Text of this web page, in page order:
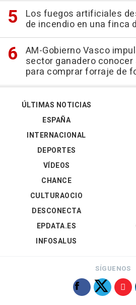
Los fuegos artificiales
de incendio en una finca
AM-Gobierno Vasco
sector ganadero
para comprar forraje de
ÚLTIMAS NOTICIAS
ESPAÑA
INTERNACIONAL
DEPORTES
VÍDEOS
CHANCE
CULTURAOCIO
DESCONECTA
EPDATA.ES
INFOSALUS
SÍGUENOS